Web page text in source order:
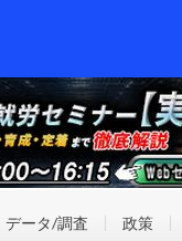
データ/調査 政策